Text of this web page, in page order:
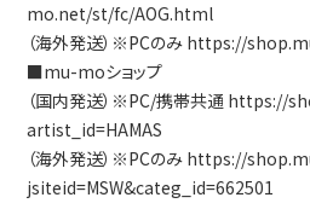
mo.net/st/fc/AOG.html
（海外発送）※PCのみ https://
■mu-moショップ
（国内発送）※PC/携帯共通
artist_id=HAMAS
（海外発送）※PCのみ https://
jsiteid=MSW&categ_id=662501